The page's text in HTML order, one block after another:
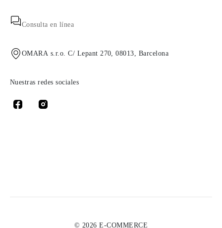
Consulta en línea
OMARA s.r.o. C/ Lepant 270, 08013, Barcelona
Nuestras redes sociales
© 2026 E-COMMERCE